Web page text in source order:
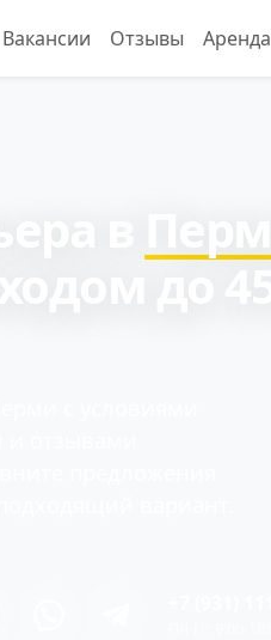
Вакансии Отзывы Аренда